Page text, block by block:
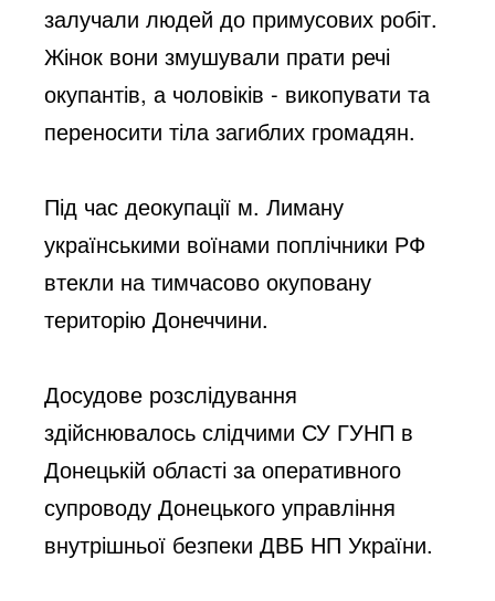
залучали людей до примусових робіт.
Жінок вони змушували прати речі
окупантів, а чоловіків - викопувати та
переносити тіла загиблих громадян.
Під час деокупації м. Лиману
українськими воїнами поплічники РФ
втекли на тимчасово окуповану
територію Донеччини.
Досудове розслідування
здійснювалось слідчими СУ ГУНП в
Донецькій області за оперативного
супроводу Донецького управління
внутрішньої безпеки ДВБ НП України.